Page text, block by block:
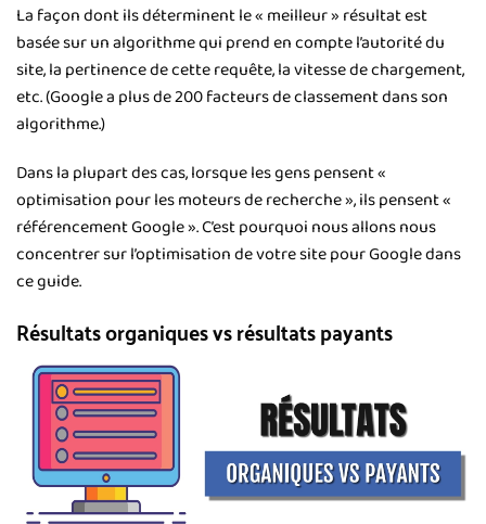
La façon dont ils déterminent le « meilleur » résultat est
basée sur un algorithme qui prend en compte l’autorité du
site, la pertinence de cette requête, la vitesse de chargement,
etc. (Google a plus de 200 facteurs de classement dans son
algorithme.)
Dans la plupart des cas, lorsque les gens pensent «
optimisation pour les moteurs de recherche », ils pensent «
référencement Google ». C’est pourquoi nous allons nous
concentrer sur l’optimisation de votre site pour Google dans
ce guide.
Résultats organiques vs résultats payants